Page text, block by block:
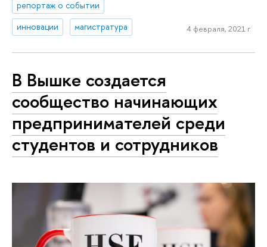
репортаж о событии
инновации
магистратура 4 февраля, 2021 г.
В Вышке создается
сообщество начинающих
предпринимателей среди
студентов и сотрудников